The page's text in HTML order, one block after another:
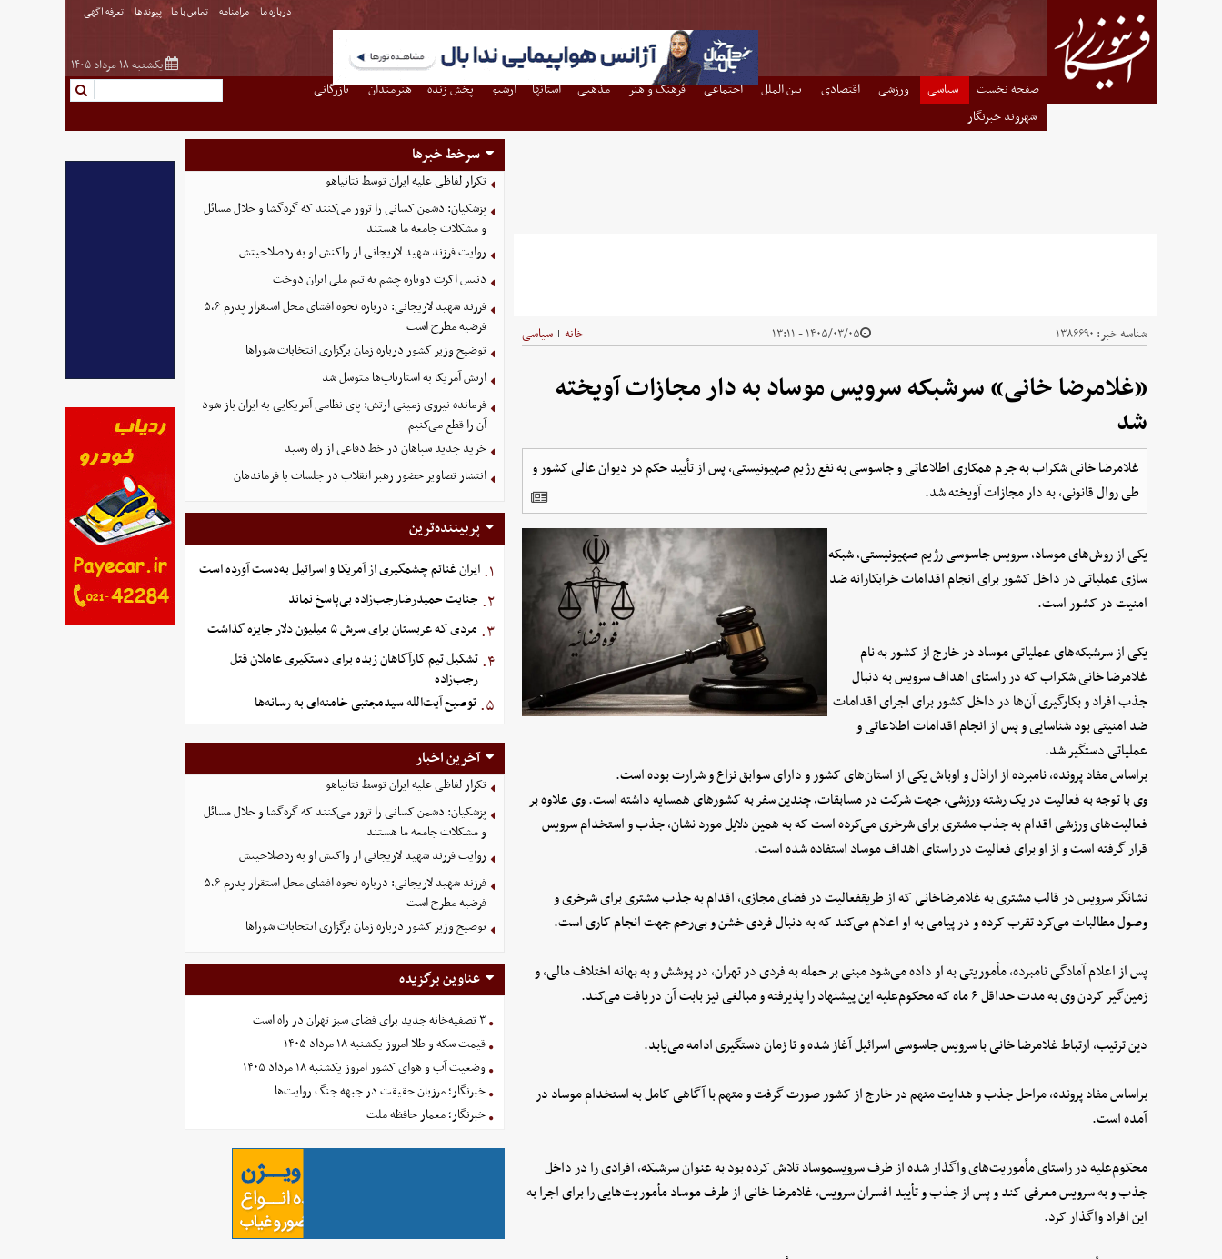
درباره ما مرامنامه تماس با ما پیوندها تعرفه اگهی
یکشنبه ۱۸ مرداد ۱۴۰۵
صفحه نخست سیاسی ورزشی اقتصادی بین الملل اجتماعی فرهنگ و هنر مذهبی استانها آرشیو پخش زنده هنرمندان
بازرگانی
شهروند خبرنگار
شناسه خبر: ۱۳۸۶۶۹۰ ۱۴۰۵/۰۳/۰۵ - ۱۳:۱۱ خانه | سیاسی
«غلامرضا خانی» سرشبکه سرویس موساد به دار مجازات آویخته
شد
غلامرضا خانی شکراب به جرم همکاری اطلاعاتی و جاسوسی به نفع رژیم صهیونیستی، پس از تأیید حکم در دیوان عالی کشور و
طی روال قانونی، به دار مجازات آویخته شد.
یکی از روش‌های موساد، سرویس جاسوسی رژیم صهیونیستی، شبکه
سازی عملیاتی در داخل کشور برای انجام اقدامات خرابکارانه ضد
امنیت در کشور است.
یکی از سرشبکه‌های عملیاتی موساد در خارج از کشور به نام
غلامرضا خانی شکراب که در راستای اهداف سرویس به دنبال
جذب افراد و بکارگیری آن‌ها در داخل کشور برای اجرای اقدامات
ضد امنیتی بود شناسایی و پس از انجام اقدامات اطلاعاتی و
عملیاتی دستگیر شد.
براساس مفاد پرونده، نامبرده از اراذل و اوباش یکی از استان‌های کشور و دارای سوابق نزاع و شرارت بوده است.
وی با توجه به فعالیت در یک رشته ورزشی، جهت شرکت در مسابقات، چندین سفر به کشورهای همسایه داشته است. وی علاوه بر
فعالیت‌های ورزشی اقدام به جذب مشتری برای شرخری می‌کرده است که به همین دلایل مورد نشان، جذب و استخدام سرویس
قرار گرفته است و از او برای فعالیت در راستای اهداف موساد استفاده شده است.
نشانگر سرویس در قالب مشتری به غلامرضاخانی که از طریقفعالیت در فضای مجازی، اقدام به جذب مشتری برای شرخری و
وصول مطالبات می‌کرد تقرب کرده و در پیامی به او اعلام می‌کند که به دنبال فردی خشن و بی‌رحم جهت انجام کاری است.
پس از اعلام آمادگی نامبرده، مأموریتی به او داده می‌شود مبنی بر حمله به فردی در تهران، در پوشش و به بهانه اختلاف مالی، و
زمین‌گیر کردن وی به مدت حداقل ۶ ماه که محکوم‌علیه این پیشنهاد را پذیرفته و مبالغی نیز بابت آن دریافت می‌کند.
دین ترتیب، ارتباط غلامرضا خانی با سرویس جاسوسی اسرائیل آغاز شده و تا زمان دستگیری ادامه می‌یابد.
براساس مفاد پرونده، مراحل جذب و هدایت متهم در خارج از کشور صورت گرفت و متهم با آگاهی کامل به استخدام موساد در
آمده است.
محکوم‌علیه در راستای مأموریت‌های واگذار شده از طرف سرویسموساد تلاش کرده بود به عنوان سرشبکه، افرادی را در داخل
جذب و به سرویس معرفی کند و پس از جذب و تأیید افسران سرویس، غلامرضا خانی از طرف موساد مأموریت‌هایی را برای اجرا به
این افراد واگذار کرد.
سرخط خبرها
تکرار لفاظی علیه ایران توسط نتانیاهو
پزشکیان: دشمن کسانی را ترور می‌کنند که گره‌گشا و حلال مسائل
و مشکلات جامعه ما هستند
روایت فرزند شهید لاریجانی از واکنش او به ردصلاحیتش
دنیس اکرت دوباره چشم به تیم ملی ایران دوخت
فرزند شهید لاریجانی: درباره نحوه افشای محل استقرار پدرم ۵،۶
فرضیه مطرح است
توضیح وزیر کشور درباره زمان برگزاری انتخابات شوراها
ارتش آمریکا به استارتاپ‌ها متوسل شد
فرمانده نیروی زمینی ارتش: پای نظامی آمریکایی به ایران باز شود
آن را قطع می‌کنیم
خرید جدید سپاهان در خط دفاعی از راه رسید
انتشار تصاویر حضور رهبر انقلاب در جلسات با فرماندهان
پربیننده‌ترین
۱. ایران غنائم چشمگیری از آمریکا و اسرائیل به‌دست آورده است
۲. جنایت حمیدرضارجب‌زاده بی‌پاسخ نماند
۳. مردی که عربستان برای سرش ۵ میلیون دلار جایزه گذاشت
۴. تشکیل تیم کارآگاهان زبده برای دستگیری عاملان قتل
رجب‌زاده
۵. توصیح آیت‌الله سیدمجتبی خامنه‌ای به رسانه‌ها
آخرین اخبار
تکرار لفاظی علیه ایران توسط نتانیاهو
پزشکیان: دشمن کسانی را ترور می‌کنند که گره‌گشا و حلال مسائل
و مشکلات جامعه ما هستند
روایت فرزند شهید لاریجانی از واکنش او به ردصلاحیتش
فرزند شهید لاریجانی: درباره نحوه افشای محل استقرار پدرم ۵،۶
فرضیه مطرح است
توضیح وزیر کشور درباره زمان برگزاری انتخابات شوراها
عناوین برگزیده
۳ تصفیه‌خانه جدید برای فضای سبز تهران در راه است
قیمت سکه و طلا امروز یکشنبه ۱۸ مرداد ۱۴۰۵
وضعیت آب و هوای کشور امروز یکشنبه ۱۸ مرداد ۱۴۰۵
خبرنگار؛ مرزبان حقیقت در جبهه جنگ روایت‌ها
خبرنگار؛ معمار حافظه ملت